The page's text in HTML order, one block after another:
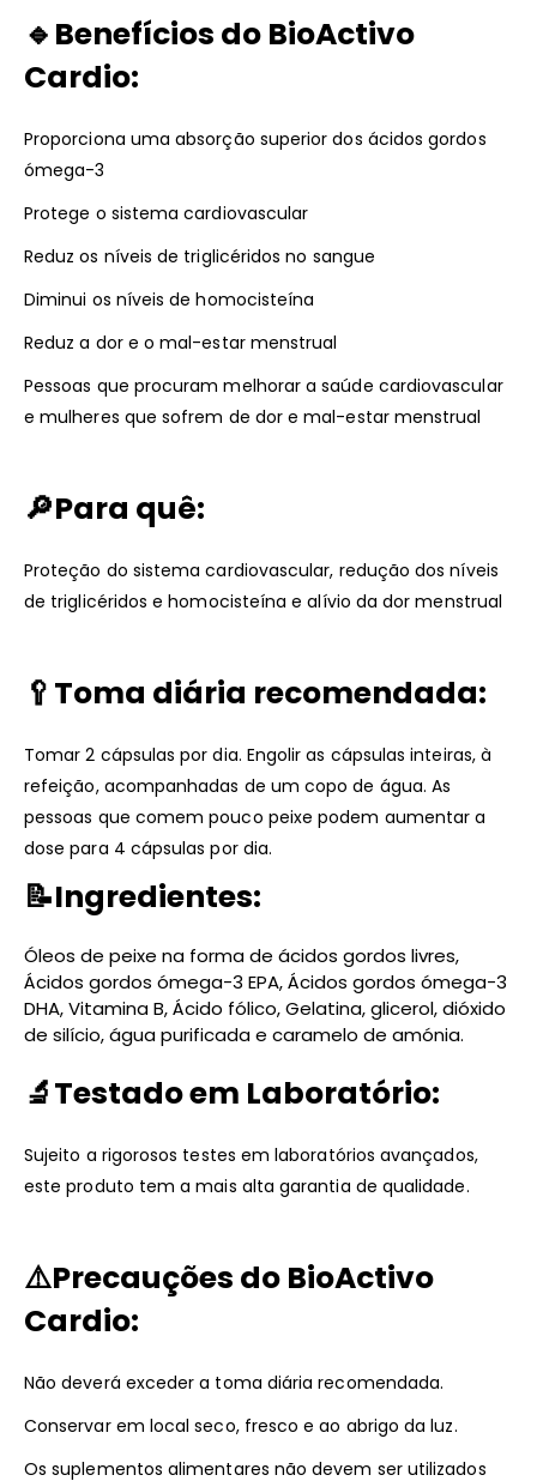
🔹Benefícios do BioActivo
Cardio:
Proporciona uma absorção superior dos ácidos gordos
ómega-3
Protege o sistema cardiovascular
Reduz os níveis de triglicéridos no sangue
Diminui os níveis de homocisteína
Reduz a dor e o mal-estar menstrual
Pessoas que procuram melhorar a saúde cardiovascular
e mulheres que sofrem de dor e mal-estar menstrual
🔎Para quê:
Proteção do sistema cardiovascular, redução dos níveis
de triglicéridos e homocisteína e alívio da dor menstrual
🥄 Toma diária recomendada:
Tomar 2 cápsulas por dia. Engolir as cápsulas inteiras, à
refeição, acompanhadas de um copo de água. As
pessoas que comem pouco peixe podem aumentar a
dose para 4 cápsulas por dia.
📝Ingredientes:
Óleos de peixe na forma de ácidos gordos livres,
Ácidos gordos ómega-3 EPA, Ácidos gordos ómega-3
DHA, Vitamina B, Ácido fólico, Gelatina, glicerol, dióxido
de silício, água purificada e caramelo de amónia.
🔬Testado em Laboratório:
Sujeito a rigorosos testes em laboratórios avançados,
este produto tem a mais alta garantia de qualidade.
⚠️Precauções do BioActivo
Cardio:
Não deverá exceder a toma diária recomendada.
Conservar em local seco, fresco e ao abrigo da luz.
Os suplementos alimentares não devem ser utilizados